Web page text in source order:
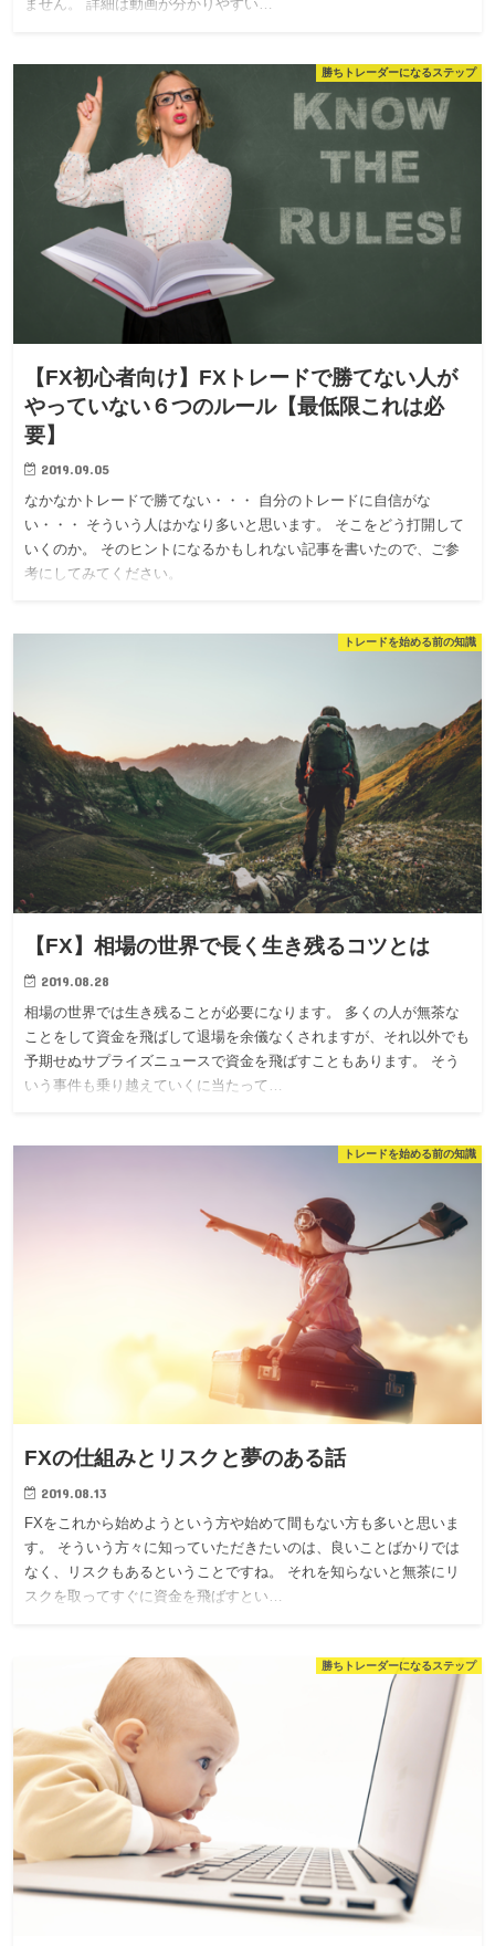
ません。 詳細は動画が分かりやすい…
勝ちトレーダーになるステップ
【FX初心者向け】FXトレードで勝てない人が
やっていない６つのルール【最低限これは必
要】
2019.09.05
なかなかトレードで勝てない・・・ 自分のトレードに自信がな
い・・・ そういう人はかなり多いと思います。 そこをどう打開して
いくのか。 そのヒントになるかもしれない記事を書いたので、ご参
考にしてみてください。
トレードを始める前の知識
【FX】相場の世界で長く生き残るコツとは
2019.08.28
相場の世界では生き残ることが必要になります。 多くの人が無茶な
ことをして資金を飛ばして退場を余儀なくされますが、それ以外でも
予期せぬサプライズニュースで資金を飛ばすこともあります。 そう
いう事件も乗り越えていくに当たって…
トレードを始める前の知識
FXの仕組みとリスクと夢のある話
2019.08.13
FXをこれから始めようという方や始めて間もない方も多いと思いま
す。 そういう方々に知っていただきたいのは、良いことばかりでは
なく、リスクもあるということですね。 それを知らないと無茶にリ
スクを取ってすぐに資金を飛ばすとい…
勝ちトレーダーになるステップ